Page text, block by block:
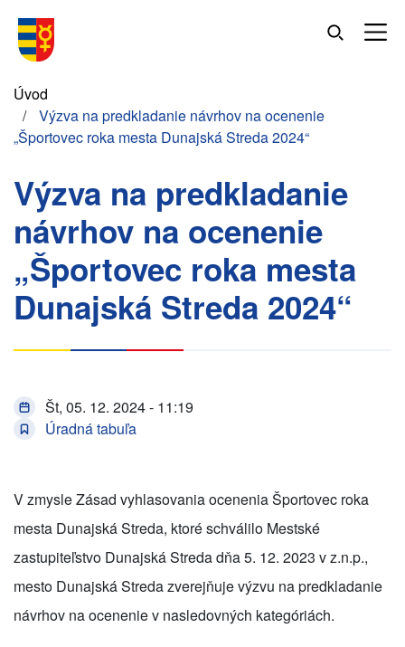
hlavný
Omrvinka
Úvod
Výzva na predkladanie návrhov na ocenenie
„Športovec roka mesta Dunajská Streda 2024“
Výzva na predkladanie
návrhov na ocenenie
„Športovec roka mesta
Dunajská Streda 2024“
Št, 05. 12. 2024 - 11:19
Úradná tabuľa
V zmysle Zásad vyhlasovania ocenenia Športovec roka
mesta Dunajská Streda, ktoré schválilo Mestské
zastupiteľstvo Dunajská Streda dňa 5. 12. 2023 v z.n.p.,
mesto Dunajská Streda zverejňuje výzvu na predkladanie
návrhov na ocenenie v nasledovných kategóriách.